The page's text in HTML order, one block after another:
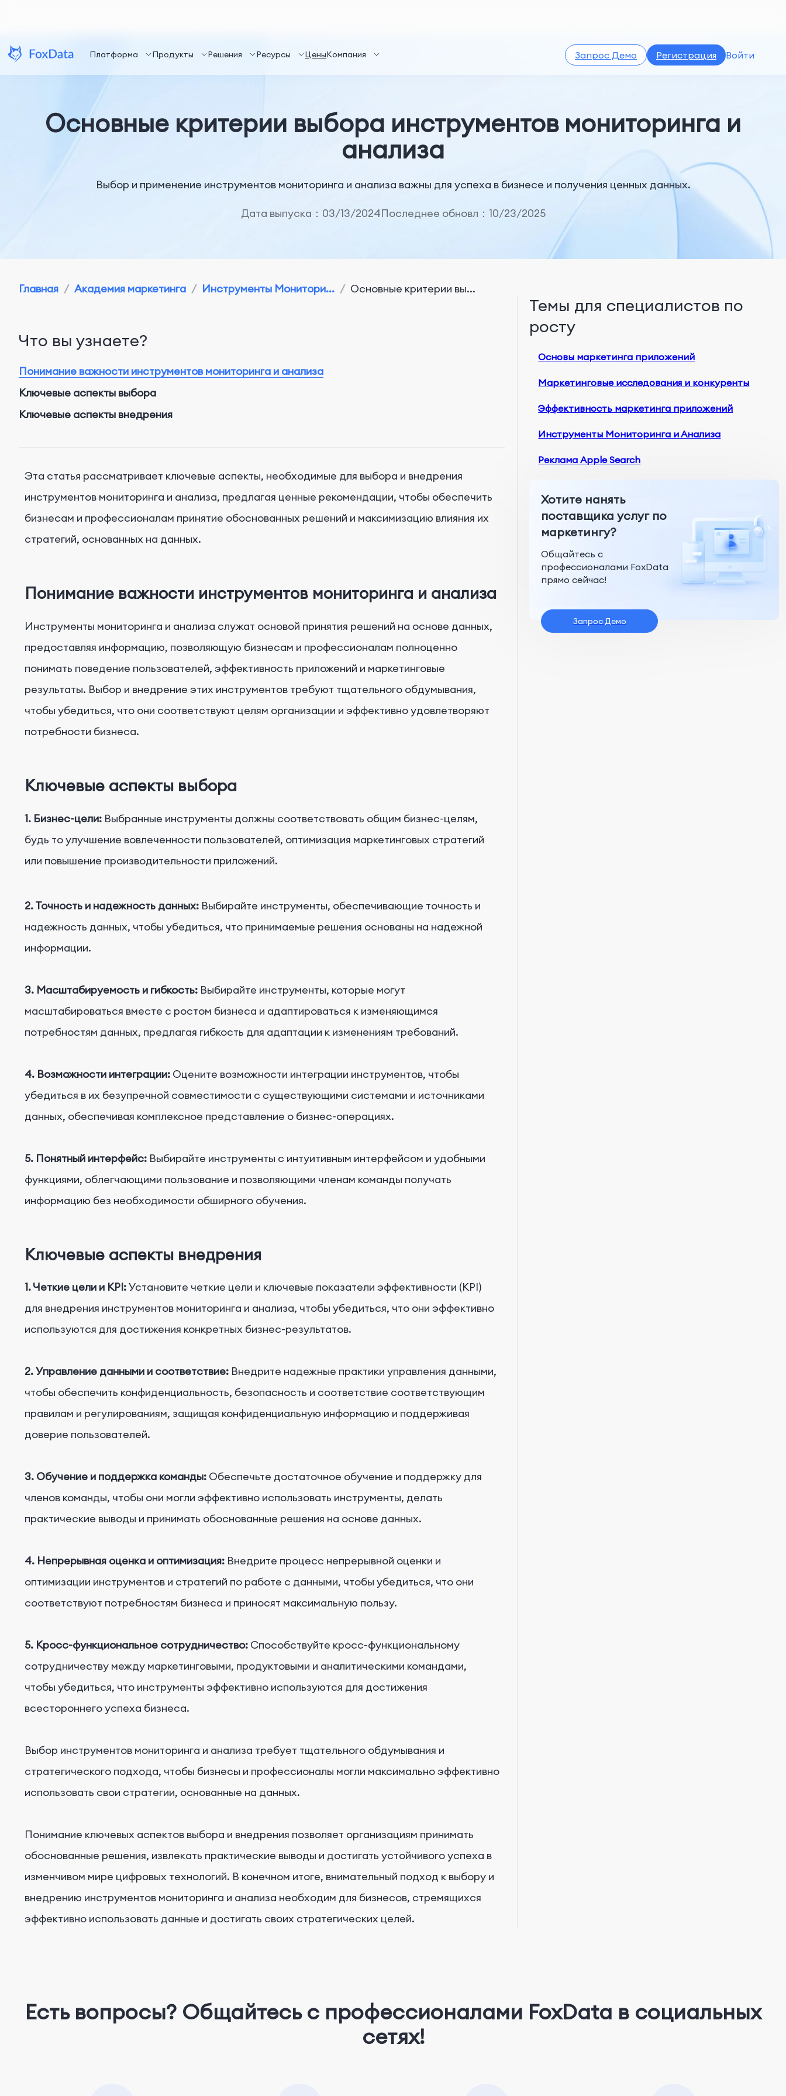
Платформа Продукты Решения Ресурсы ЦеныКомпания Запрос Демо Регистрация Войти
Основные критерии выбора инструментов мониторинга и
анализа
Выбор и применение инструментов мониторинга и анализа важны для успеха в бизнесе и получения ценных данных.
Дата выпуска：03/13/2024Последнее обновл：10/23/2025
Главная / Академия маркетинга / Инструменты Монитори... / Основные критерии вы...
Что вы узнаете?
Понимание важности инструментов мониторинга и анализа
Ключевые аспекты выбора
Ключевые аспекты внедрения
Эта статья рассматривает ключевые аспекты, необходимые для выбора и внедрения
инструментов мониторинга и анализа, предлагая ценные рекомендации, чтобы обеспечить
бизнесам и профессионалам принятие обоснованных решений и максимизацию влияния их
стратегий, основанных на данных.
Понимание важности инструментов мониторинга и анализа
Инструменты мониторинга и анализа служат основой принятия решений на основе данных,
предоставляя информацию, позволяющую бизнесам и профессионалам полноценно
понимать поведение пользователей, эффективность приложений и маркетинговые
результаты. Выбор и внедрение этих инструментов требуют тщательного обдумывания,
чтобы убедиться, что они соответствуют целям организации и эффективно удовлетворяют
потребности бизнеса.
Ключевые аспекты выбора
1. Бизнес-цели: Выбранные инструменты должны соответствовать общим бизнес-целям,
будь то улучшение вовлеченности пользователей, оптимизация маркетинговых стратегий
или повышение производительности приложений.
2. Точность и надежность данных: Выбирайте инструменты, обеспечивающие точность и
надежность данных, чтобы убедиться, что принимаемые решения основаны на надежной
информации.
3. Масштабируемость и гибкость: Выбирайте инструменты, которые могут
масштабироваться вместе с ростом бизнеса и адаптироваться к изменяющимся
потребностям данных, предлагая гибкость для адаптации к изменениям требований.
4. Возможности интеграции: Оцените возможности интеграции инструментов, чтобы
убедиться в их безупречной совместимости с существующими системами и источниками
данных, обеспечивая комплексное представление о бизнес-операциях.
5. Понятный интерфейс: Выбирайте инструменты с интуитивным интерфейсом и удобными
функциями, облегчающими пользование и позволяющими членам команды получать
информацию без необходимости обширного обучения.
Ключевые аспекты внедрения
1. Четкие цели и KPI:Установите четкие цели и ключевые показатели эффективности (KPI)
для внедрения инструментов мониторинга и анализа, чтобы убедиться, что они эффективно
используются для достижения конкретных бизнес-результатов.
2. Управление данными и соответствие: Внедрите надежные практики управления данными,
чтобы обеспечить конфиденциальность, безопасность и соответствие соответствующим
правилам и регулированиям, защищая конфиденциальную информацию и поддерживая
доверие пользователей.
3. Обучение и поддержка команды: Обеспечьте достаточное обучение и поддержку для
членов команды, чтобы они могли эффективно использовать инструменты, делать
практические выводы и принимать обоснованные решения на основе данных.
4. Непрерывная оценка и оптимизация: Внедрите процесс непрерывной оценки и
оптимизации инструментов и стратегий по работе с данными, чтобы убедиться, что они
соответствуют потребностям бизнеса и приносят максимальную пользу.
5. Кросс-функциональное сотрудничество: Способствуйте кросс-функциональному
сотрудничеству между маркетинговыми, продуктовыми и аналитическими командами,
чтобы убедиться, что инструменты эффективно используются для достижения
всестороннего успеха бизнеса.
Выбор инструментов мониторинга и анализа требует тщательного обдумывания и
стратегического подхода, чтобы бизнесы и профессионалы могли максимально эффективно
использовать свои стратегии, основанные на данных.
Понимание ключевых аспектов выбора и внедрения позволяет организациям принимать
обоснованные решения, извлекать практические выводы и достигать устойчивого успеха в
изменчивом мире цифровых технологий. В конечном итоге, внимательный подход к выбору и
внедрению инструментов мониторинга и анализа необходим для бизнесов, стремящихся
эффективно использовать данные и достигать своих стратегических целей.
Темы для специалистов по
росту
Основы маркетинга приложений
Маркетинговые исследования и конкуренты
Эффективность маркетинга приложений
Инструменты Мониторинга и Анализа
Реклама Apple Search
Хотите нанять
поставщика услуг по
маркетингу?
Общайтесь с
профессионалами FoxData
прямо сейчас!
Запрос Демо
Есть вопросы? Общайтесь с профессионалами FoxData в социальных
сетях!